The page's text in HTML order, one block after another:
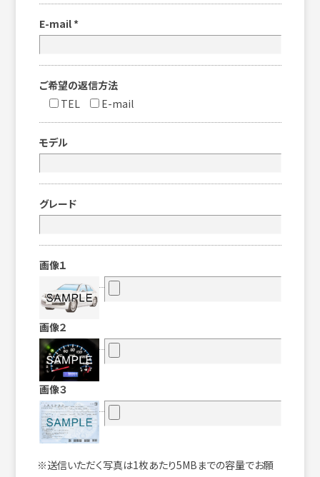
E-mail *
ご希望の返信方法
TEL
E-mail
モデル
グレード
画像１
画像２
画像３
※送信いただく写真は1枚あたり5MBまでの容量でお願